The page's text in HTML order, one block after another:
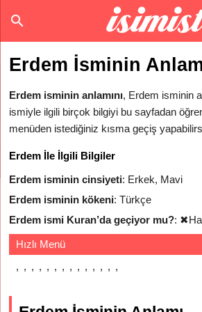
Erdem İsminin
Erdem isminin anlamını, Erdem isminin
ismiyle ilgili birçok bilgiyi bu sayfadan
menüden istediğiniz kısma geçiş
Erdem İle İlgili Bilgiler
Erdem isminin cinsiyeti: Erkek, Mavi
Erdem isminin kökeni: Türkçe
Erdem ismi Kuran’da geçiyor mu?: ✖
Hızlı Menü